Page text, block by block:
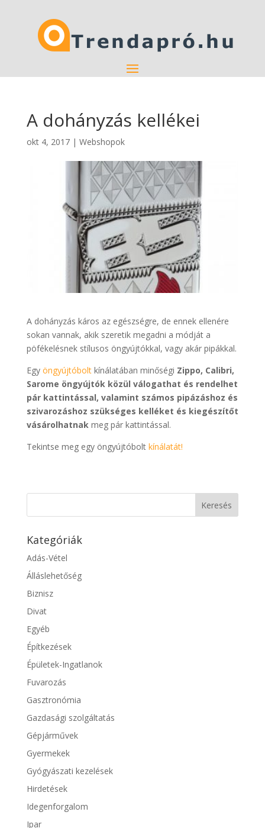
A dohányzás kellékei
okt 4, 2017| Webshopok
A dohányzás káros az egészségre, de ennek ellenére
sokan vannak, akik szeretik megadni a módját a
pöfékelésnek stílusos öngyújtókkal, vagy akár pipákkal.
Egy öngyújtóboltkínálatában minőségi Zippo, Calibri,
Sarome öngyújtók közül válogathat és rendelhet
pár kattintással, valamint számos pipázáshoz és
szivarozáshoz szükséges kelléket és kiegészítőt
vásárolhatnakmeg pár kattintással.
Tekintse meg egy öngyújtóbolt kínálatát!
Kategóriák
Adás-Vétel
Álláslehetőség
Biznisz
Divat
Egyéb
Építkezések
Épületek-Ingatlanok
Fuvarozás
Gasztronómia
Gazdasági szolgáltatás
Gépjárművek
Gyermekek
Gyógyászati kezelések
Hirdetések
Idegenforgalom
Ipar